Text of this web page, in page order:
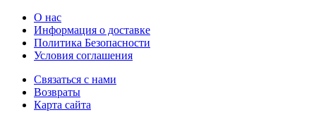
О нас
Информация о доставке
Политика Безопасности
Условия соглашения
Связаться с нами
Возвраты
Карта сайта